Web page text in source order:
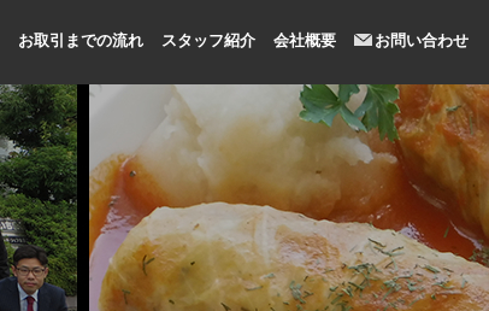
お取引までの流れ スタッフ紹介 会社概要 お問い合わせ